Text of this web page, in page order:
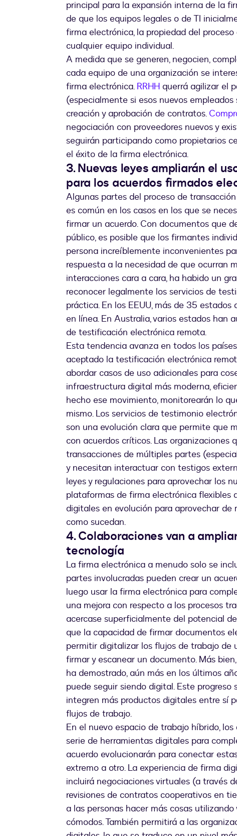
principal para la expansión interna de la
de que los equipos legales o de TI
firma electrónica, la propiedad del
cualquier equipo individual.
A medida que se generen, negocien,
cada equipo de una organización se
firma electrónica. RRHH querrá agilizar el
(especialmente si esos nuevos empleados
creación y aprobación de contratos.
negociación con proveedores nuevos y
seguirán participando como propietarios
el éxito de la firma electrónica.
3. Nuevas leyes ampliarán el
para los acuerdos firmados
Algunas partes del proceso de
es común en los casos en los que se
firmar un acuerdo. Con documentos que
público, es posible que los firmantes
persona increíblemente inconvenientes
respuesta a la necesidad de que ocurran
interacciones cara a cara, ha habido un
reconocer legalmente los servicios de
práctica. En los EEUU, más de 35
en línea. En Australia, varios estados han
de testificación electrónica remota.
Esta tendencia avanza en todos los
aceptado la testificación electrónica
abordar casos de uso adicionales para
infraestructura digital más moderna,
hecho ese movimiento, monitorearán lo
mismo. Los servicios de testimonio
son una evolución clara que permite que
con acuerdos críticos. Las
transacciones de múltiples partes
y necesitan interactuar con testigos
leyes y regulaciones para aprovechar los
plataformas de firma electrónica flexibles
digitales en evolución para aprovechar
como sucedan.
4. Colaboraciones van a
tecnología
La firma electrónica a menudo solo se
partes involucradas pueden crear un
luego usar la firma electrónica para
una mejora con respecto a los procesos
acercase superficialmente del potencial
que la capacidad de firmar documentos
permitir digitalizar los flujos de trabajo de
firmar y escanear un documento. Más
ha demostrado, aún más en los últimos
puede seguir siendo digital. Este
integren más productos digitales entre sí
flujos de trabajo.
En el nuevo espacio de trabajo híbrido,
serie de herramientas digitales para
acuerdo evolucionarán para conectar
extremo a otro. La experiencia de firma
incluirá negociaciones virtuales (a través
revisiones de contratos cooperativos en
a las personas hacer más cosas
cómodos. También permitirá a las